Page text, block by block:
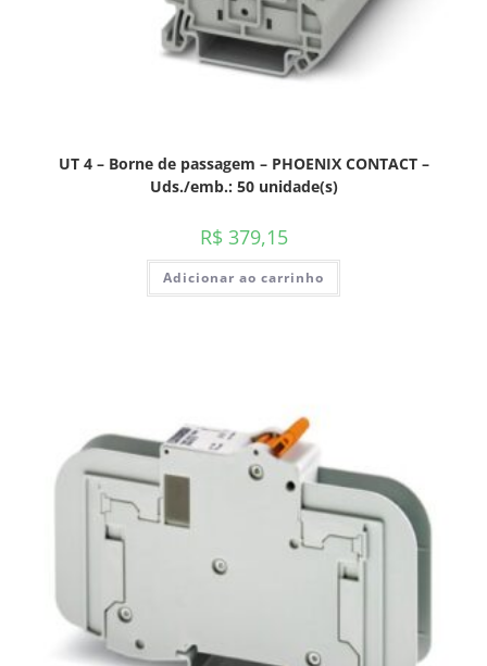
UT 4 – Borne de passagem – PHOENIX CONTACT –
Uds./emb.: 50 unidade(s)
R$ 379,15
Adicionar ao carrinho